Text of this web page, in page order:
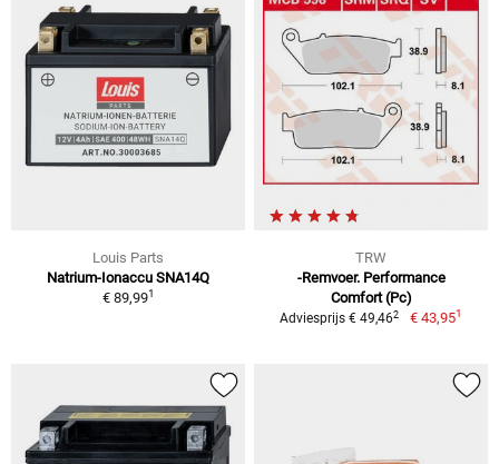
Louis Parts
Natrium-Ionaccu SNA14Q
€ 89,991
TRW
-Remvoer. Performance
Comfort (Pc)
Adviesprijs € 49,462 € 43,951